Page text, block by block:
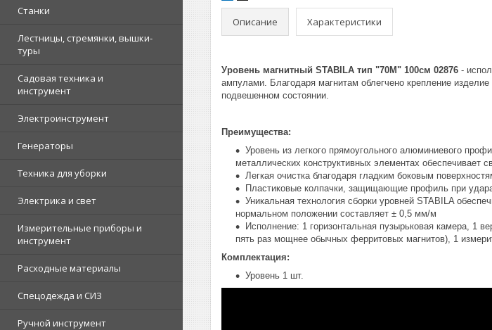
Станки
Лестницы, стремянки, вышки-
туры
Садовая техника и
инструмент
Электроинструмент
Генераторы
Техника для уборки
Электрика и свет
Измерительные приборы и
инструмент
Расходные материалы
Спецодежда и СИЗ
Ручной инструмент
Описание Характеристики
Уровень магнитный STABILA тип "70М" 100см 02876 -
ампулами. Благодаря магнитам облегчено крепление
подвешенном состоянии.
Преимущества:
Уровень из легкого прямоугольного алюминиевого
металлических конструктивных элементах обеспечивает
Легкая очистка благодаря гладким боковым
Пластиковые колпачки, защищающие профиль при
Уникальная технология сборки уровней STABILA
нормальном положении составляет ± 0,5 мм/м
Исполнение: 1 горизонтальная пузырьковая камера, 1
пять раз мощнее обычных ферритовых магнитов), 1
Комплектация:
Уровень 1 шт.